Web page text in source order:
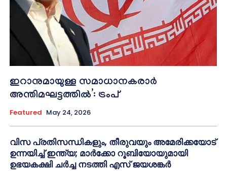
ഇറാനുമായുള്ള സമാധാനകരാർ
അന്തിമഘട്ടത്തിൽ‌’: ട്രംപ്
Featured May 24, 2026
വിസ പ്രതിസന്ധികളും, തീരുവയും അമേരിക്കയോട്
ഉന്നയിച്ച് ഇന്ത്യ; മാർക്കോ റൂബിയോയുമായി
ഉഭയകക്ഷി ചർച്ച നടത്തി എസ് ജയശങ്കർ